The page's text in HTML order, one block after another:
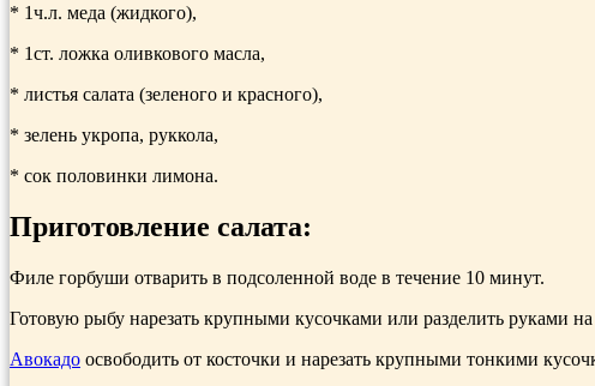
* 1ч.л. меда (жидкого),
* 1ст. ложка оливкового мас­ла,
* листья сала­та (зеленого и красного),
* зелень укропа, руккола,
* сок половинки лимона.
Приготовление салата:
Филе горбуши отварить в подсоленной воде в течение 10 минут.
Готовую рыбу наре­зать крупными кусочками или разделить руками
Авокадо освобо­дить от косточки и нарезать крупными тонкими